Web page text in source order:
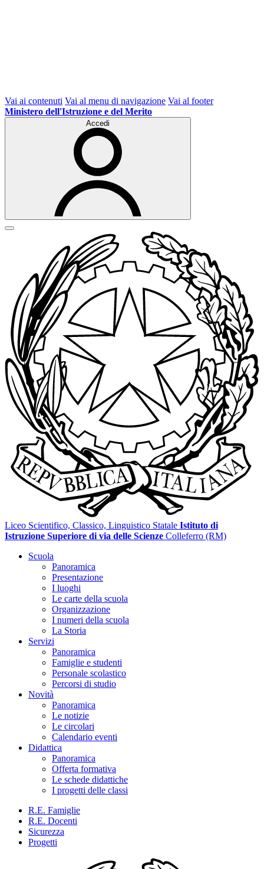
Vai ai contenuti Vai al menu di navigazione Vai al footer
Ministero dell'Istruzione e del Merito
Accedi
Liceo Scientifico, Classico, Linguistico Statale Istituto di
Istruzione Superiore di via delle Scienze Colleferro (RM)
Scuola
Panoramica
Presentazione
I luoghi
Le carte della scuola
Organizzazione
I numeri della scuola
La Storia
Servizi
Panoramica
Famiglie e studenti
Personale scolastico
Percorsi di studio
Novità
Panoramica
Le notizie
Le circolari
Calendario eventi
Didattica
Panoramica
Offerta formativa
Le schede didattiche
I progetti delle classi
R.E. Famiglie
R.E. Docenti
Sicurezza
Progetti